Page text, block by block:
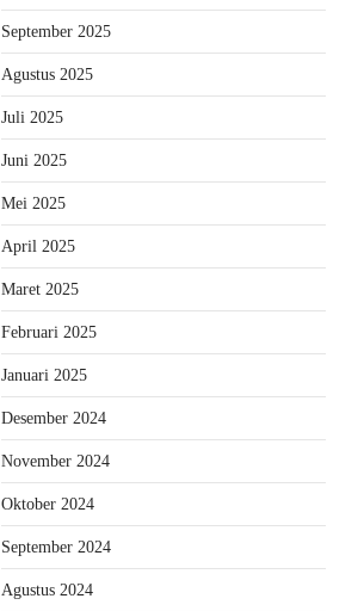
September 2025
Agustus 2025
Juli 2025
Juni 2025
Mei 2025
April 2025
Maret 2025
Februari 2025
Januari 2025
Desember 2024
November 2024
Oktober 2024
September 2024
Agustus 2024